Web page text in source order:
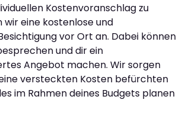
Kostenvoranschlag zu
eine kostenlose und
vor Ort an. Dabei können
und dir ein
Angebot machen. Wir sorgen
versteckten Kosten befürchten
im Rahmen deines Budgets planen